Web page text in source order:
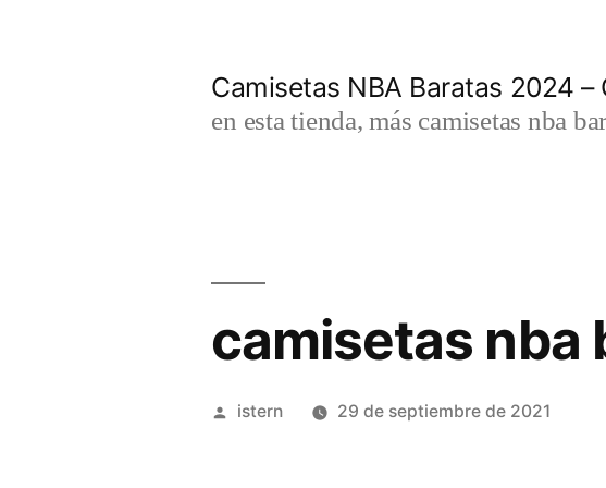
Camisetas NBA Baratas 2024 –
en esta tienda, más camisetas nba
camisetas nba
Publicado
istern 29 de septiembre de 2021